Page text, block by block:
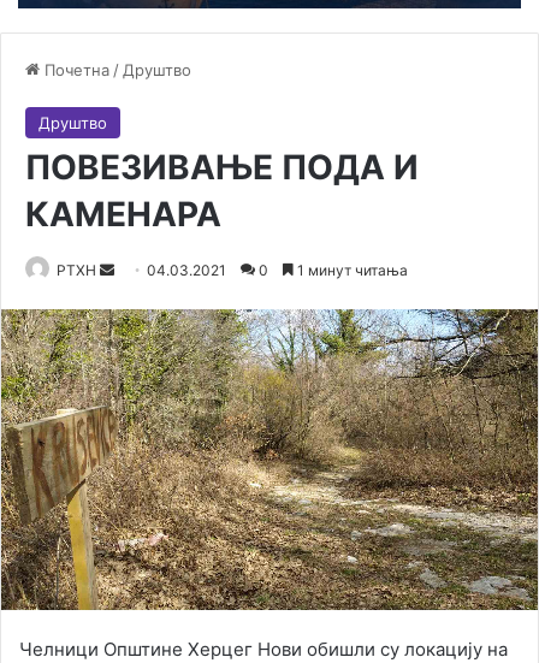
Почетна / Друштво
Друштво
ПОВЕЗИВАЊЕ ПОДА И
КАМЕНАРА
РТХН
Send
email
04.03.2021 0 1 минут читања
Челници Општине Херцег Нови обишли су локацију на